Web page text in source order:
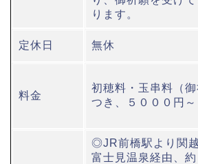
ります。
定休日 無休
料金
初穂料・玉串料（
つき、５０００円～
◎JR前橋駅より関越
富士見温泉経由、約